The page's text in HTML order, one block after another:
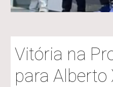
Vitória na
para Alberto